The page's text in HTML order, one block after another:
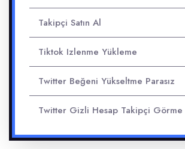
Takipçi Satın Al
Tiktok Izlenme Yükleme
Twitter Beğeni Yükseltme Parasız
Twitter Gizli Hesap Takipçi Görme